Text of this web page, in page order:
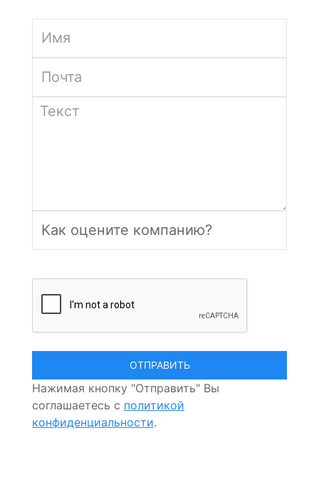
Нажимая кнопку "Отправить" Вы
соглашаетесь с политикой
конфиденциальности.